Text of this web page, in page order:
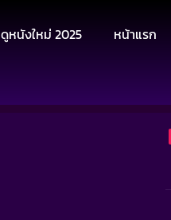
ดูหนังใหม่ 2025 หน้าแรก